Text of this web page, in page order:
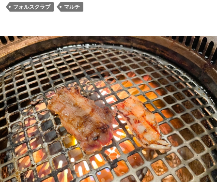
フォルスクラブ マルチ